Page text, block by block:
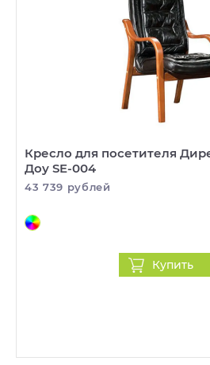
Кресло для посетителя
Доу SE-004
43 739 рублей
Купить